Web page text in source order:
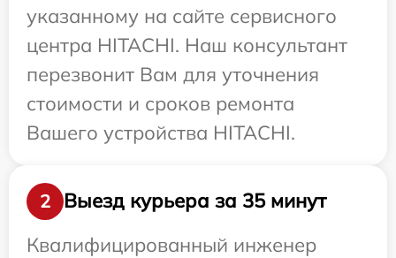
указанному на сайте сервисного
центра HITACHI. Наш консультант
перезвонит Вам для уточнения
стоимости и сроков ремонта
Вашего устройства HITACHI.
2
Выезд курьера за 35 минут
Квалифицированный инженер